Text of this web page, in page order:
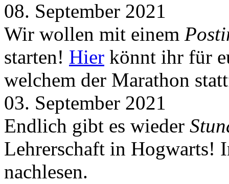
08. September 2021
Wir wollen mit einem
starten! Hier könnt ihr für
welchem der Marathon
03. September 2021
Endlich gibt es wieder
Lehrerschaft in Hogwarts!
nachlesen.